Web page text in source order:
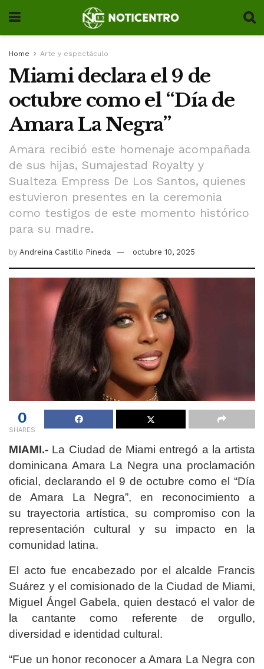
Home Arte y espectáculo
Miami declara el 9 de
octubre como el “Día de
Amara La Negra”
Amara recibió este homenaje acompañada
de sus hijas, Sumajestad Royalty y
Sualteza Empress De Los Santos, quienes
estuvieron presentes en la ceremonia
como testigos de este momento histórico
para su madre.
by Andreina Castillo Pineda octubre 10, 2025
0
SHARES
MIAMI.- La Ciudad de Miami entregó a la artista
dominicana Amara La Negra una proclamación
oficial, declarando el 9 de octubre como el “Día
de Amara La Negra”, en reconocimiento a
su trayectoria artística, su compromiso con la
representación cultural y su impacto en la
comunidad latina.
El acto fue encabezado por el alcalde Francis
Suárez y el comisionado de la Ciudad de Miami,
Miguel Ángel Gabela, quien destacó el valor de
la cantante como referente de orgullo,
diversidad e identidad cultural.
“Fue un honor reconocer a Amara La Negra con